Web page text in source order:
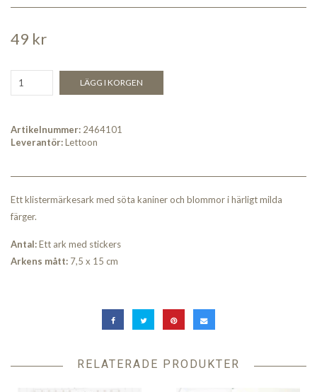
49 kr
LÄGG I KORGEN
Artikelnummer: 2464101
Leverantör:Lettoon
Ett klistermärkesark med söta kaniner och blommor i härligt milda
färger.
Antal:Ett ark med stickers
Arkens mått: 7,5 x 15 cm
RELATERADE PRODUKTER